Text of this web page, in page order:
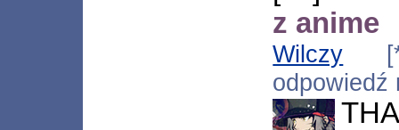
z anime
Wilczy